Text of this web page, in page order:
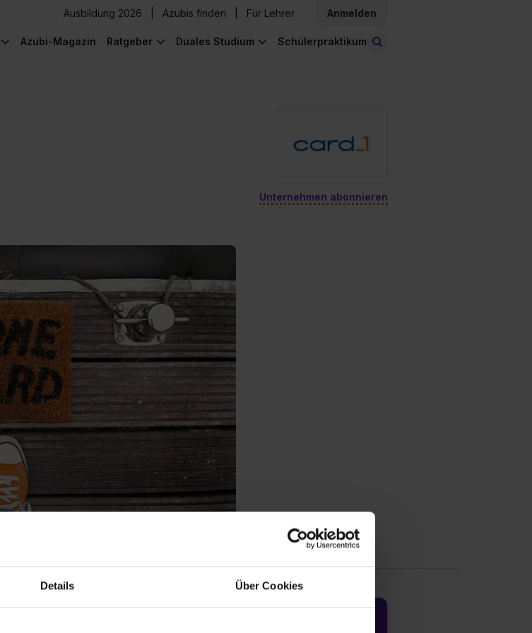
Details Über Cookies
Ausbildung 2026 Azubis finden Für Lehrer Anmelden
Azubi-Magazin Ratgeber Duales Studium Schülerpraktikum
Unternehmen abonnieren